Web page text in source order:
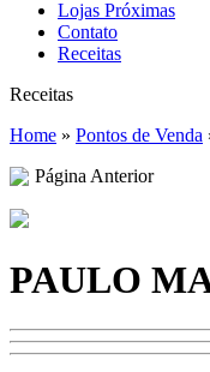
Lojas Próximas
Contato
Receitas
Receitas
Home » Pontos de Venda
Página Anterior
PAULO